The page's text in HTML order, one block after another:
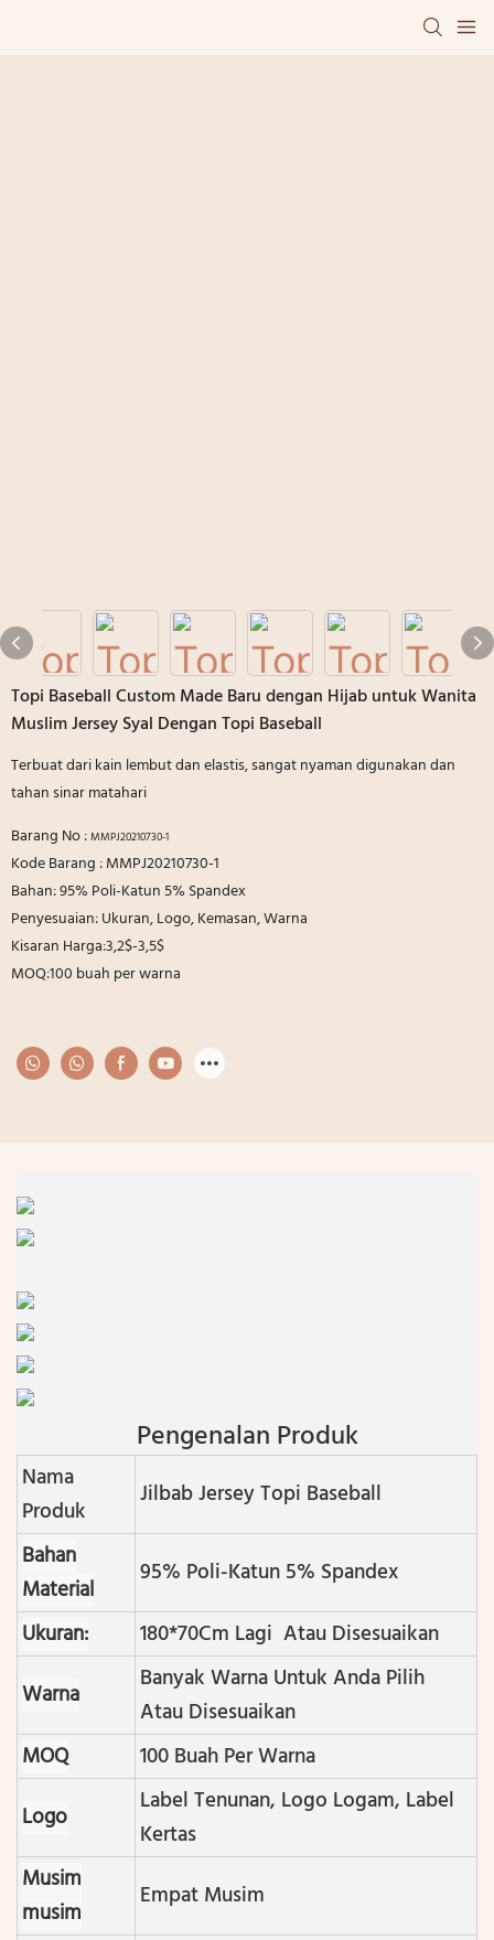
Topi Baseball Custom Made Baru dengan Hijab untuk Wanita
Muslim Jersey Syal Dengan Topi Baseball
Terbuat dari kain lembut dan elastis, sangat nyaman digunakan dan
tahan sinar matahari
Barang No :MMPJ20210730-1
Kode Barang : MMPJ20210730-1
Bahan: 95% Poli-Katun 5% Spandex
Penyesuaian: Ukuran, Logo, Kemasan, Warna
Kisaran Harga:3,2$-3,5$
MOQ:100 buah per warna
Pengenalan Produk
Nama
Produk
Jilbab Jersey Topi Baseball
Bahan
Material
95% Poli-Katun 5% Spandex
Ukuran:
180*70Cm Lagi Atau Disesuaikan
Warna
Banyak Warna Untuk Anda Pilih
Atau Disesuaikan
MOQ
100 Buah Per Warna
Logo
Label Tenunan, Logo Logam, Label
Kertas
Musim
musim
Empat Musim